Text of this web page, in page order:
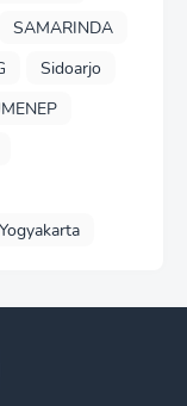
SAMARINDA
Sidoarjo
Yogyakarta